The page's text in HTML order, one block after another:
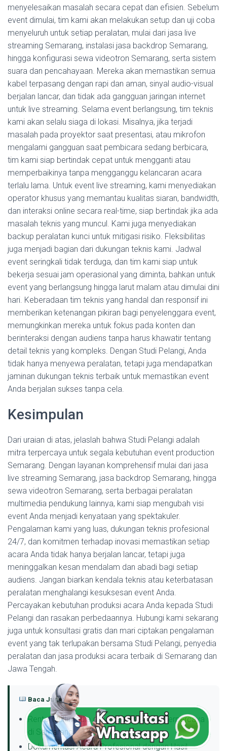
menyelesaikan masalah secara cepat dan efisien. Sebelum
event dimulai, tim kami akan melakukan setup dan uji coba
menyeluruh untuk setiap peralatan, mulai dari jasa live
streaming Semarang, instalasi jasa backdrop Semarang,
hingga konfigurasi sewa videotron Semarang, serta sistem
suara dan pencahayaan. Mereka akan memastikan semua
kabel terpasang dengan rapi dan aman, sinyal audio-visual
berjalan lancar, dan tidak ada gangguan jaringan internet
untuk live streaming. Selama event berlangsung, tim teknis
kami akan selalu siaga di lokasi. Misalnya, jika terjadi
masalah pada proyektor saat presentasi, atau mikrofon
mengalami gangguan saat pembicara sedang berbicara,
tim kami siap bertindak cepat untuk mengganti atau
memperbaikinya tanpa mengganggu kelancaran acara
terlalu lama. Untuk event live streaming, kami menyediakan
operator khusus yang memantau kualitas siaran, bandwidth,
dan interaksi online secara real-time, siap bertindak jika ada
masalah teknis yang muncul. Kami juga menyediakan
backup peralatan kunci untuk mitigasi risiko. Fleksibilitas
juga menjadi bagian dari dukungan teknis kami. Jadwal
event seringkali tidak terduga, dan tim kami siap untuk
bekerja sesuai jam operasional yang diminta, bahkan untuk
event yang berlangsung hingga larut malam atau dimulai dini
hari. Keberadaan tim teknis yang handal dan responsif ini
memberikan ketenangan pikiran bagi penyelenggara event,
memungkinkan mereka untuk fokus pada konten dan
berinteraksi dengan audiens tanpa harus khawatir tentang
detail teknis yang kompleks. Dengan Studi Pelangi, Anda
tidak hanya menyewa peralatan, tetapi juga mendapatkan
jaminan dukungan teknis terbaik untuk memastikan event
Anda berjalan sukses tanpa cela.
Kesimpulan
Dari uraian di atas, jelaslah bahwa Studi Pelangi adalah
mitra terpercaya untuk segala kebutuhan event production
Semarang. Dengan layanan komprehensif mulai dari jasa
live streaming Semarang, jasa backdrop Semarang, hingga
sewa videotron Semarang, serta berbagai peralatan
multimedia pendukung lainnya, kami siap mengubah visi
event Anda menjadi kenyataan yang spektakuler.
Pengalaman kami yang luas, dukungan teknis profesional
24/7, dan komitmen terhadap inovasi memastikan setiap
acara Anda tidak hanya berjalan lancar, tetapi juga
meninggalkan kesan mendalam dan abadi bagi setiap
audiens. Jangan biarkan kendala teknis atau keterbatasan
peralatan menghalangi kesuksesan event Anda.
Percayakan kebutuhan produksi acara Anda kepada Studi
Pelangi dan rasakan perbedaannya. Hubungi kami sekarang
juga untuk konsultasi gratis dan mari ciptakan pengalaman
event yang tak terlupakan bersama Studi Pelangi, penyedia
peralatan dan jasa produksi acara terbaik di Semarang dan
Jawa Tengah.
Baca Juga:
Rental Multimedia dan Produksi Acara Terpercaya
di Semarang
Dokumentasi Acara Profesional dengan Hasil